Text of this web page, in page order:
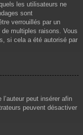
les utilisateurs ne
sont
verrouillés par un
multiples raisons. Vous
si cela a été autorisé par
peut insérer afin
peuvent désactiver